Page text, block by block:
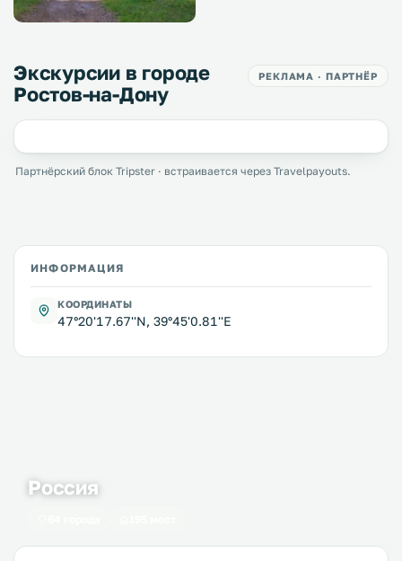
Экскурсии в городе
Ростов-на-Дону
РЕКЛАМА · ПАРТНЁР
Партнёрский блок Tripster · встраивается через Travelpayouts.
ИНФОРМАЦИЯ
КООРДИНАТЫ
47°20'17.67''N, 39°45'0.81''E
Россия